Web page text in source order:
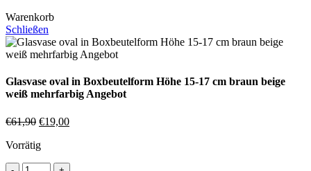
Warenkorb
Schließen
Glasvase oval in Boxbeutelform Höhe 15-17 cm braun beige
weiß mehrfarbig Angebot
€61,90 €19,00
Vorrätig